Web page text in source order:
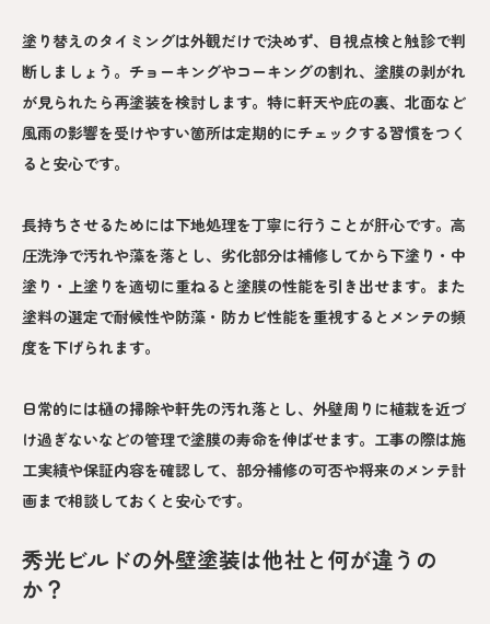
塗り替えのタイミングは外観だけで決めず、目視点検と触診で判
断しましょう。チョーキングやコーキングの割れ、塗膜の剥がれ
が見られたら再塗装を検討します。特に軒天や庇の裏、北面など
風雨の影響を受けやすい箇所は定期的にチェックする習慣をつく
ると安心です。
長持ちさせるためには下地処理を丁寧に行うことが肝心です。高
圧洗浄で汚れや藻を落とし、劣化部分は補修してから下塗り・中
塗り・上塗りを適切に重ねると塗膜の性能を引き出せます。また
塗料の選定で耐候性や防藻・防カビ性能を重視するとメンテの頻
度を下げられます。
日常的には樋の掃除や軒先の汚れ落とし、外壁周りに植栽を近づ
け過ぎないなどの管理で塗膜の寿命を伸ばせます。工事の際は施
工実績や保証内容を確認して、部分補修の可否や将来のメンテ計
画まで相談しておくと安心です。
秀光ビルドの外壁塗装は他社と何が違うの
か？